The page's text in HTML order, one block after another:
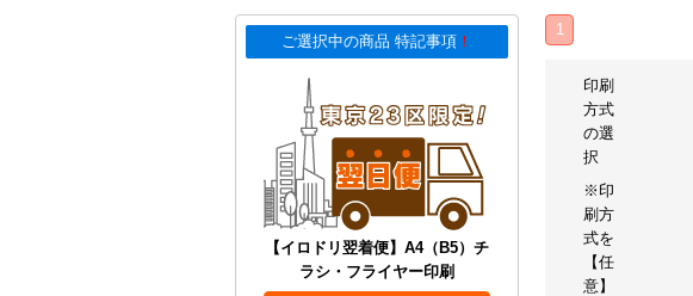
ご選択中の商品 特記事項 ！
【イロドリ翌着便】A4（B5）チ
ラシ・フライヤー印刷
1
印刷
方式
の選
択
※印
刷方
式を
【任
意】